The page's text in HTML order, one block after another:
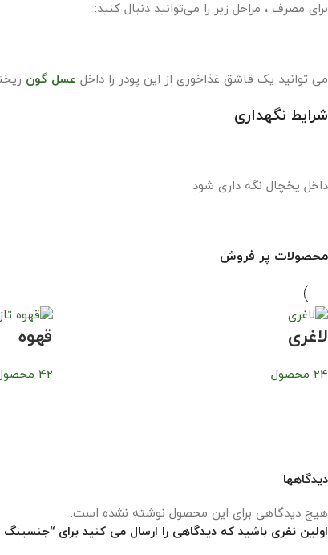
برای مصرف ، مراحل زیر را می‌توانید دنبال کنید:
می توانید یک قاشق غذاخوری از این پودر را داخل عسل گون
شرایط نگهداری
داخل یخچال نگه داری شود
محصولات پر فروش
لاغری
24 محصول
قهوه
42 محصول
دیدگاهها
هیچ دیدگاهی برای این محصول نوشته نشده است.
اولین نفری باشید که دیدگاهی را ارسال می کنید برای “جنسینگ